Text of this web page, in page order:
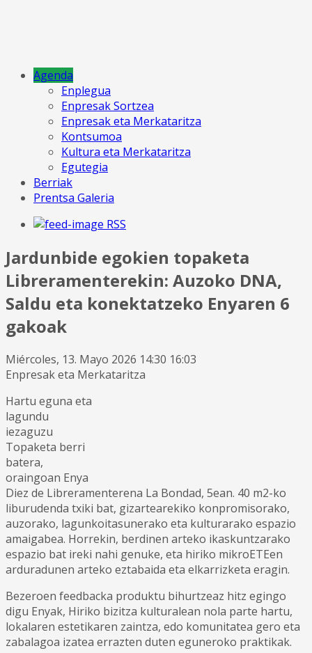
Agenda
Enplegua
Enpresak Sortzea
Enpresak eta Merkataritza
Kontsumoa
Kultura eta Merkataritza
Egutegia
Berriak
Prentsa Galeria
RSS
Jardunbide egokien topaketa
Libreramenterekin: Auzoko DNA,
Saldu eta konektatzeko Enyaren 6
gakoak
Miércoles, 13. Mayo 2026 14:30 16:03
Enpresak eta Merkataritza
Hartu eguna eta
lagundu
iezaguzu
Topaketa berri
batera,
oraingoan Enya
Diez de Libreramenterena La Bondad, 5ean. 40 m2-ko
liburudenda txiki bat, gizartearekiko konpromisorako,
auzorako, lagunkoitasunerako eta kulturarako espazio
amaigabea. Horrekin, berdinen arteko ikaskuntzarako
espazio bat ireki nahi genuke, eta hiriko mikroETEen
arduradunen arteko eztabaida eta elkarrizketa eragin.
Bezeroen feedbacka produktu bihurtzeaz hitz egingo
digu Enyak, Hiriko bizitza kulturalean nola parte hartu,
lokalaren estetikaren zaintza, edo komunitatea gero eta
zabalagoa izatea errazten duten eguneroko praktikak.